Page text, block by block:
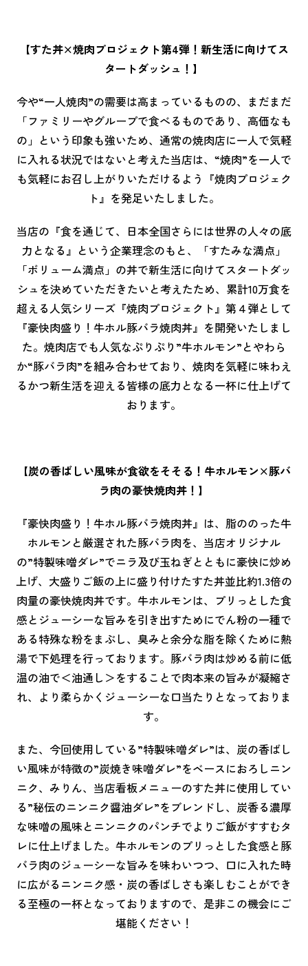
【すた丼×焼肉プロジェクト第4弾！ 新生活に向けてス
タートダッシュ ！】
今や“一人焼肉”の需要は高まっているものの、まだまだ
「ファミリーやグループで食べるものであり、高価なも
の」という印象も強いため、通常の焼肉店に一人で気軽
に入れる状況ではないと考えた当店は、“焼肉”を一人で
も気軽にお召し上がりいただけるよう『焼肉プロジェク
ト』を発足いたしました。
当店の『食を通じて、日本全国さらには世界の人々の底
力となる』という企業理念のもと、「すたみな満点」
「ボリューム満点」の丼で新生活に向けてスタートダッ
シュを決めていただきたいと考えたため、累計10万食を
超える人気シリーズ『焼肉プロジェクト』第４弾として
『豪快肉盛り！牛ホル豚バラ焼肉丼』を開発いたしまし
た。焼肉店でも人気なぷりぷり”牛ホルモン”とやわら
か“豚バラ肉”を組み合わせており、焼肉を気軽に味わえ
るかつ新生活を迎える皆様の底力となる一杯に仕上げて
おります。
【炭の香ばしい風味が食欲をそそる！牛ホルモン×豚バ
ラ肉の豪快焼肉丼！】
『豪快肉盛り！牛ホル豚バラ焼肉丼』は、脂ののった牛
ホルモンと厳選された豚バラ肉を、当店オリジナル
の”特製味噌ダレ”でニラ及び玉ねぎとともに豪快に炒め
上げ、大盛りご飯の上に盛り付けたすた丼並比約1.3倍の
肉量の豪快焼肉丼です。牛ホルモンは、プリっとした食
感とジューシーな旨みを引き出すためにでん粉の一種で
ある特殊な粉をまぶし、臭みと余分な脂を除くために熱
湯で下処理を行っております。豚バラ肉は炒める前に低
温の油で＜油通し＞をすることで肉本来の旨みが凝縮さ
れ、より柔らかくジューシーな口当たりとなっておりま
す。
また、今回使用している”特製味噌ダレ”は、炭の香ばし
い風味が特徴の”炭焼き味噌ダレ”をベースにおろしニン
ニク、みりん、当店看板メニューのすた丼に使用してい
る”秘伝のニンニク醤油ダレ”をブレンドし、炭香る濃厚
な味噌の風味とニンニクのパンチでよりご飯がすすむタ
レに仕上げました。牛ホルモンのプリっとした食感と豚
バラ肉のジューシーな旨みを味わいつつ、口に入れた時
に広がるニンニク感・炭の香ばしさも楽しむことができ
る至極の一杯となっておりますので、是非この機会にご
堪能ください！